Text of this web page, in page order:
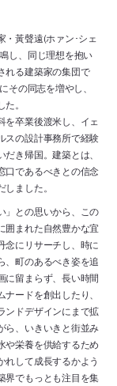
・黃聲遠(ホァン･シェ
し、同じ理想を抱い
れる建築家の集団で
その同志を増やし、
。
を卒業後渡米し、イェ
スの設計事務所で経験
き帰国。建築とは、
口であるべきとの信念
ました。
」との思いから、この
囲まれた自然豊かな宜
念にリサーチし、時に
、町のあるべき姿を追
に留まらず、長い時間
ードを創出したり、
ンドデザインにまで拡
ら、いきいきと街並み
や栄養を供給するため
れして成長するかよう
界でもっとも注目を集